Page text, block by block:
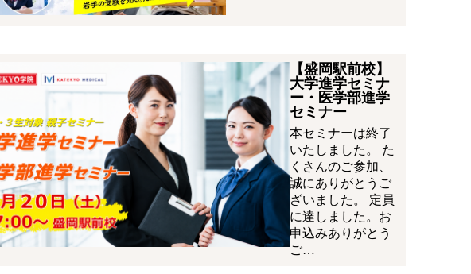
【盛岡駅前校】
大学進学セミナ
ー・医学部進学
セミナー
本セミナーは終了
いたしました。 た
くさんのご参加、
誠にありがとうご
ざいました。 定員
に達しました。お
申込みありがとう
ご…